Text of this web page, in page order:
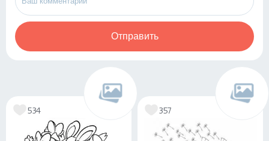
Отправить
534 357